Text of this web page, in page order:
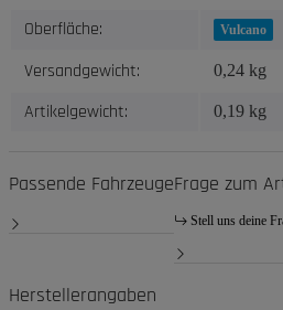
Oberfläche: Vulcano
Versandgewicht: 0,24 kg
Artikelgewicht: 0,19 kg
Passende FahrzeugeFrage zum
Stell uns deine
Herstellerangaben